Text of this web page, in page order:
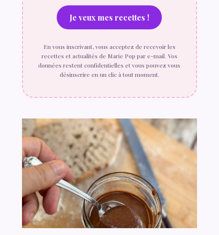
En vous inscrivant, vous acceptez de recevoir les
recettes et actualités de Marie Pop par e-mail. Vos
données restent confidentielles et vous pouvez vous
désinscrire en un clic à tout moment.